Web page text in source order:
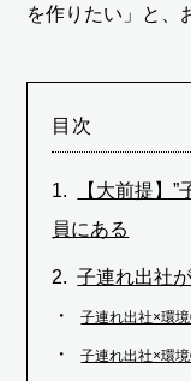
を作りたい」と、
目次
【大前提】
員にある
子連れ出社
子連れ出社×環
子連れ出社×環